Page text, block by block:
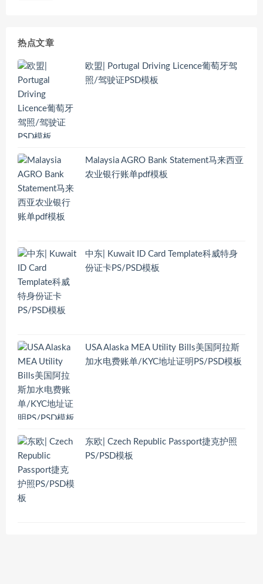
热点文章
欧盟| Portugal Driving Licence葡萄牙驾
照/驾驶证PSD模板
Malaysia AGRO Bank Statement马来西亚
农业银行账单pdf模板
中东| Kuwait ID Card Template科威特身
份证卡PS/PSD模板
USA Alaska MEA Utility Bills美国阿拉斯
加水电费账单/KYC地址证明PS/PSD模板
东欧| Czech Republic Passport捷克护照
PS/PSD模板